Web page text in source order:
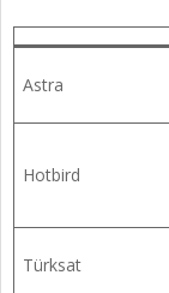
Astra
Hotbird
Türksat